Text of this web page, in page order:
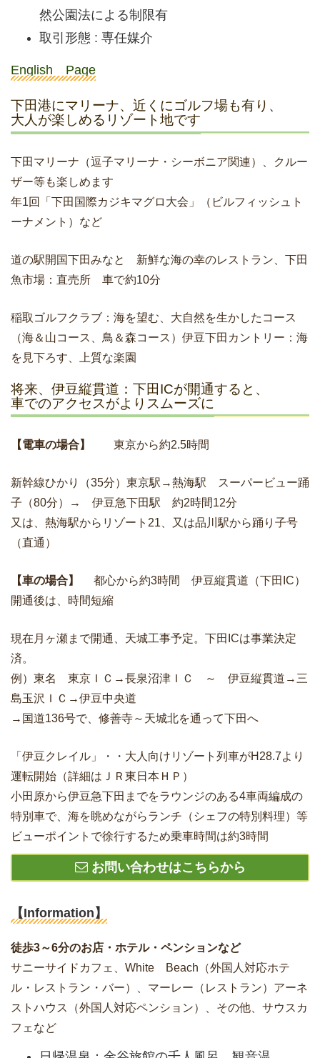
然公園法による制限有
取引形態 : 専任媒介
English Page
下田港にマリーナ、近くにゴルフ場も有り、
大人が楽しめるリゾート地です
下田マリーナ（逗子マリーナ・シーボニア関連）、クルー
ザー等も楽しめます
年1回「下田国際カジキマグロ大会」（ビルフィッシュト
ーナメント）など
道の駅開国下田みなと 新鮮な海の幸のレストラン、下田
魚市場：直売所 車で約10分
稲取ゴルフクラブ：海を望む、大自然を生かしたコース
（海＆山コース、鳥＆森コース）伊豆下田カントリー：海
を見下ろす、上質な楽園
将来、伊豆縦貫道：下田ICが開通すると、
車でのアクセスがよりスムーズに
【電車の場合】 東京から約2.5時間
新幹線ひかり（35分）東京駅→熱海駅 スーパービュー踊
子（80分）→ 伊豆急下田駅 約2時間12分
又は、熱海駅からリゾート21、又は品川駅から踊り子号
（直通）
【車の場合】
都心から約3時間 伊豆縦貫道（下田IC）
開通後は、時間短縮
現在月ヶ瀬まで開通、天城工事予定。下田ICは事業決定
済。
例）東名 東京ＩＣ→長泉沼津ＩＣ ～ 伊豆縦貫道→三
島玉沢ＩＣ→伊豆中央道
→国道136号で、修善寺～天城北を通って下田へ
「伊豆クレイル」・・大人向けリゾート列車がH28.7より
運転開始（詳細はＪＲ東日本ＨＰ）
小田原から伊豆急下田までをラウンジのある4車両編成の
特別車で、海を眺めながらランチ（シェフの特別料理）等
ビューポイントで徐行するため乗車時間は約3時間
お問い合わせはこちらから
【Information】
徒歩3～6分のお店・ホテル・ペンションなど
サニーサイドカフェ、White Beach（外国人対応ホテ
ル・レストラン・バー）、マーレー（レストラン）アーネ
ストハウス（外国人対応ペンション）、その他、サウスカ
フェなど